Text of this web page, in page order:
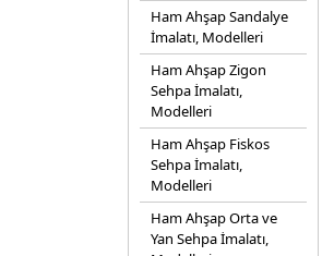
Ham Ahşap Sandalye
İmalatı, Modelleri
Ham Ahşap Zigon
Sehpa İmalatı,
Modelleri
Ham Ahşap Fiskos
Sehpa İmalatı,
Modelleri
Ham Ahşap Orta ve
Yan Sehpa İmalatı,